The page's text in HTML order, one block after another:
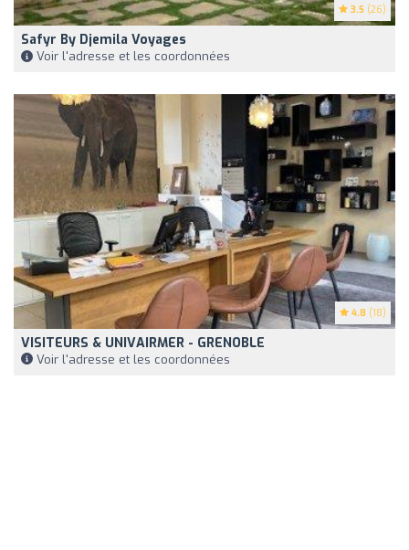
3.5 (26)
Safyr By Djemila Voyages
Voir l'adresse et les coordonnées
4.8 (18)
VISITEURS & UNIVAIRMER - GRENOBLE
Voir l'adresse et les coordonnées